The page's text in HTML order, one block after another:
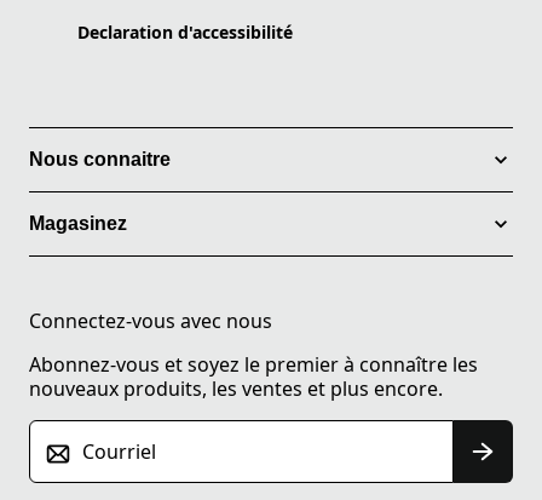
Declaration d'accessibilité
Nous connaitre
Magasinez
Connectez-vous avec nous
Abonnez-vous et soyez le premier à connaître les
nouveaux produits, les ventes et plus encore.
Courriel